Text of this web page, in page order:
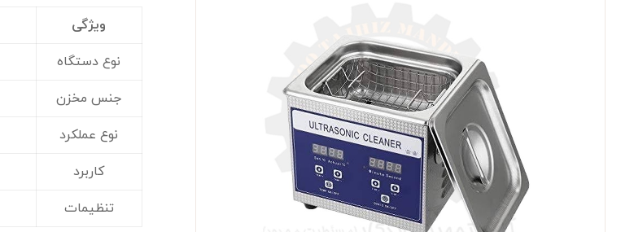
ویژگی
نوع دستگاه
جنس مخزن
نوع عملکرد
کاربرد
تنظیمات